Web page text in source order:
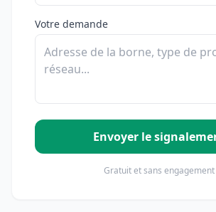
Votre demande
Envoyer le
Gratuit et sans engagement